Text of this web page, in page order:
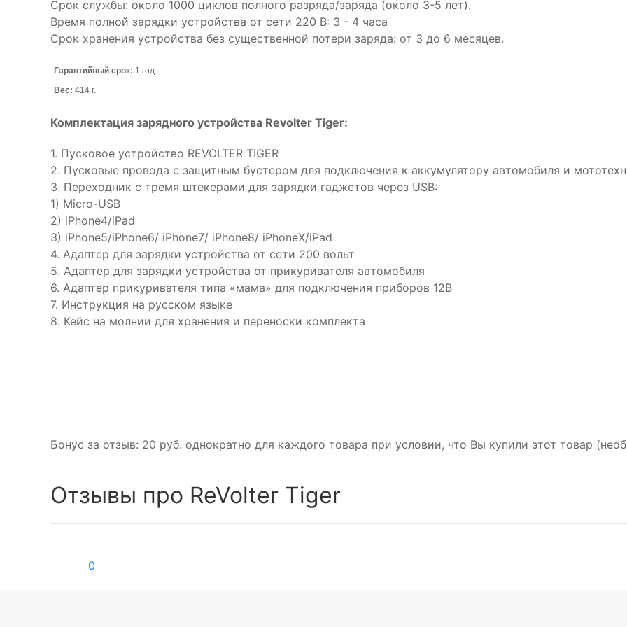
Срок службы: около 1000 циклов полного разряда/заряда (около 3-5 лет).
Время полной зарядки устройства от сети 220 В: 3 - 4 часа
Срок хранения устройства без существенной потери заряда: от 3 до 6 месяцев.
Гарантийный срок: 1 год
Вес: 414 г.
Комплектация зарядного устройства Revolter Tiger:
1. Пусковое устройство REVOLTER TIGER
2. Пусковые провода с защитным бустером для подключения к аккумулятору автомобиля и
3. Переходник c тремя штекерами для зарядки гаджетов через USB:
1) Micro-USB
2) iPhone4/iPad
3) iPhone5/iPhone6/ iPhone7/ iPhone8/ iPhoneХ/iPad
4. Адаптер для зарядки устройства от сети 200 вольт
5. Адаптер для зарядки устройства от прикуривателя автомобиля
6. Адаптер прикуривателя типа «мама» для подключения приборов 12В
7. Инструкция на русском языке
8. Кейс на молнии для хранения и переноски комплекта
Бонус за отзыв: 20 руб. однократно для каждого товара при условии, что Вы купили этот товар
Отзывы про ReVolter Tiger
0